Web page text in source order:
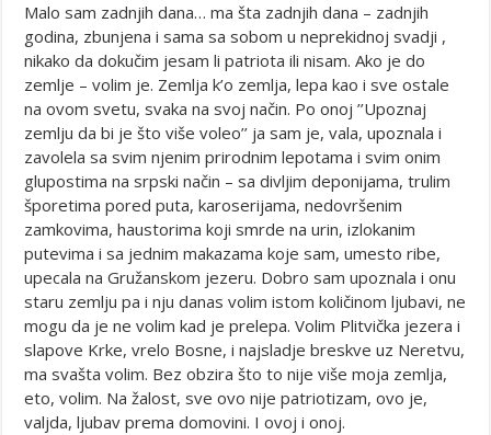
Malo sam zadnjih dana… ma šta zadnjih dana – zadnjih
godina, zbunjena i sama sa sobom u neprekidnoj svadji ,
nikako da dokučim jesam li patriota ili nisam. Ako je do
zemlje – volim je. Zemlja k’o zemlja, lepa kao i sve ostale
na ovom svetu, svaka na svoj način. Po onoj ’’Upoznaj
zemlju da bi je što više voleo’’ ja sam je, vala, upoznala i
zavolela sa svim njenim prirodnim lepotama i svim onim
glupostima na srpski način – sa divljim deponijama, trulim
šporetima pored puta, karoserijama, nedovršenim
zamkovima, haustorima koji smrde na urin, izlokanim
putevima i sa jednim makazama koje sam, umesto ribe,
upecala na Gružanskom jezeru. Dobro sam upoznala i onu
staru zemlju pa i nju danas volim istom količinom ljubavi, ne
mogu da je ne volim kad je prelepa. Volim Plitvička jezera i
slapove Krke, vrelo Bosne, i najsladje breskve uz Neretvu,
ma svašta volim. Bez obzira što to nije više moja zemlja,
eto, volim. Na žalost, sve ovo nije patriotizam, ovo je,
valjda, ljubav prema domovini. I ovoj i onoj.